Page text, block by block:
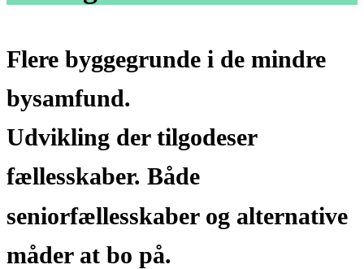
Flere byggegrunde i de mindre
bysamfund.
Udvikling der tilgodeser
fællesskaber. Både
seniorfællesskaber og alternative
måder at bo på.